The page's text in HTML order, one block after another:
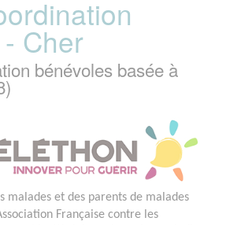
Cher
bénévoles basée à
malades et des parents de malades
Française contre les